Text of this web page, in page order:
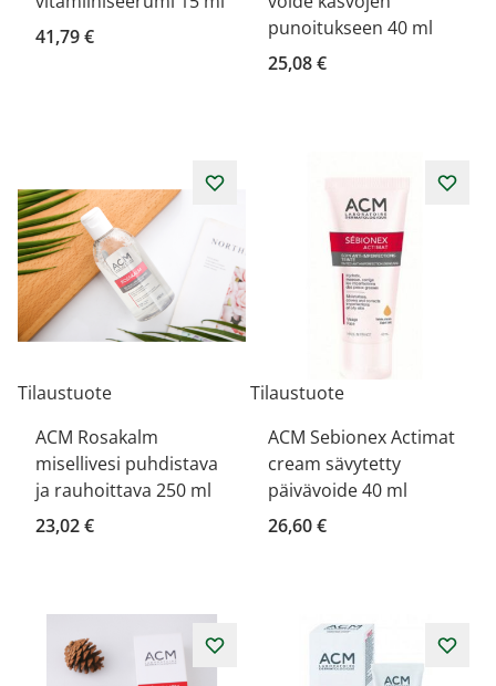
41,79 €
punoitukseen 40 ml
25,08 €
Tilaustuote
ACM Rosakalm
misellivesi puhdistava
ja rauhoittava 250 ml
23,02 €
Tilaustuote
ACM Sebionex Actimat
cream sävytetty
päivävoide 40 ml
26,60 €